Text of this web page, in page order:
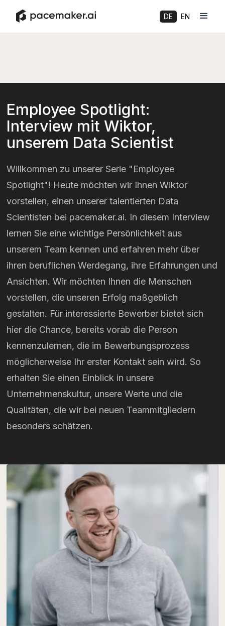
DE EN
Employee Spotlight:
Interview mit Wiktor,
unserem Data Scientist
Willkommen zu unserer Serie "Employee
Spotlight"! Heute möchten wir Ihnen Wiktor
vorstellen, einen unserer talentierten Data
Scientisten bei pacemaker.ai. In diesem Interview
lernen Sie eine wichtige Persönlichkeit aus
unserem Team kennen und erfahren mehr über
ihren beruflichen Werdegang, ihre Erfahrungen und
Ansichten. Wir möchten Ihnen die Menschen
vorstellen, die unseren Erfolg maßgeblich
gestalten. Für interessierte Bewerber bietet sich
hier die Chance, bereits vorab die Person
kennenzulernen, die im Bewerbungsprozess
möglicherweise Ihr erster Kontakt sein wird. So
erhalten Sie einen Einblick in unsere
Unternehmenskultur, unsere Werte und die
Qualitäten, die wir bei neuen Teammitgliedern
besonders schätzen.